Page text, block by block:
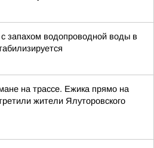
запахом водопроводной воды в
на трассе. Ежика прямо на
жители Ялуторовского